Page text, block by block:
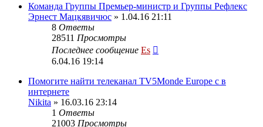
Команда Группы Премьер-министр и Группы Рефлекс
Эрнест Мацкявичюс » 1.04.16 21:11
8 Ответы
28511 Просмотры
Последнее сообщение Es
6.04.16 19:14
Помогите найти телеканал TV5Monde Europe с в
интернете
Nikita » 16.03.16 23:14
1 Ответы
21003 Просмотры